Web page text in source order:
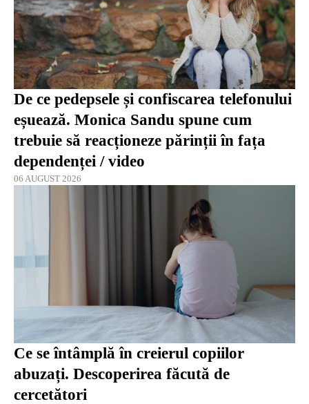
De ce pedepsele și confiscarea telefonului
eșuează. Monica Sandu spune cum
trebuie să reacționeze părinții în fața
dependenței / video
06 AUGUST 2026
Ce se întâmplă în creierul copiilor
abuzați. Descoperirea făcută de
cercetători